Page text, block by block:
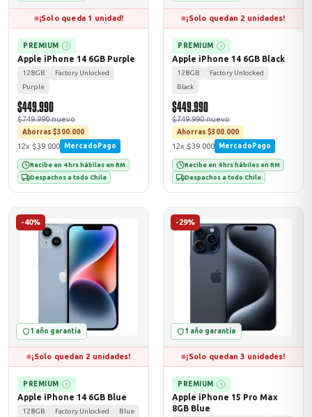
¡Solo queda 1 unidad!
PREMIUM ?
Apple iPhone 14 6GB Purple
128GB
Factory Unlocked
Purple
$449.990
$749.990 nuevo
Ahorras $300.000
12x $39.000 MercadoPago
Recibe en 4 hrs hábiles en RM
Despachos a todo Chile
¡Solo quedan 2 unidades!
PREMIUM ?
Apple iPhone 14 6GB Black
128GB
Factory Unlocked
Black
$449.990
$749.990 nuevo
Ahorras $300.000
12x $39.000 MercadoPago
Recibe en 4 hrs hábiles en RM
Despachos a todo Chile
-40%
1 año garantía
¡Solo quedan 2 unidades!
PREMIUM ?
Apple iPhone 14 6GB Blue
128GB Factory Unlocked Blue
-29%
1 año garantía
¡Solo quedan 3 unidades!
PREMIUM ?
Apple iPhone 15 Pro Max
8GB Blue